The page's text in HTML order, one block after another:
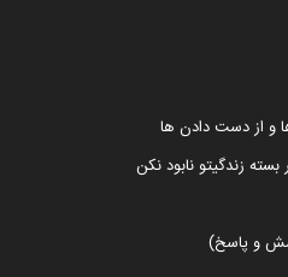
و از دست دادن ها
زندگیتو نابود نکن
و پاسخ)